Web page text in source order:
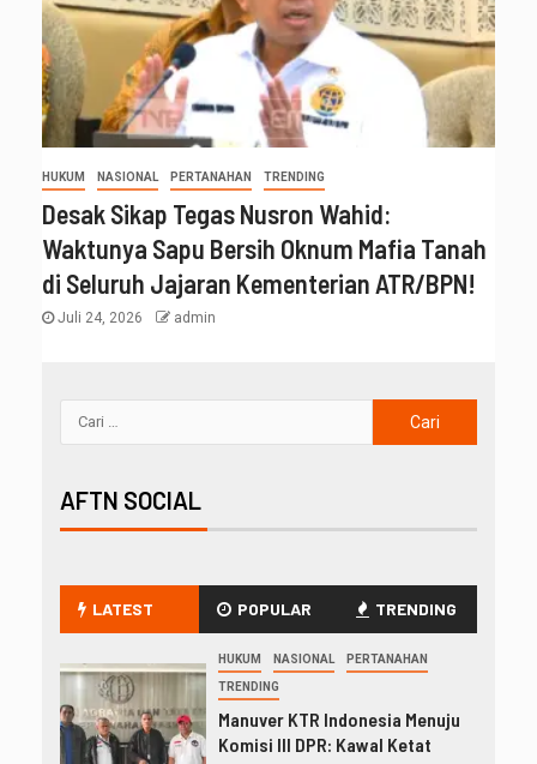
HUKUM NASIONAL PERTANAHAN TRENDING
Desak Sikap Tegas Nusron Wahid:
Waktunya Sapu Bersih Oknum Mafia Tanah
di Seluruh Jajaran Kementerian ATR/BPN!
Juli 24, 2026 admin
AFTN SOCIAL
LATEST POPULAR TRENDING
HUKUM NASIONAL PERTANAHAN
TRENDING
Manuver KTR Indonesia Menuju
Komisi III DPR: Kawal Ketat